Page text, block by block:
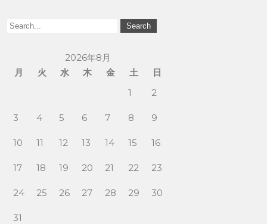
2026年8月
月
火 水 木 金 土
日
1
2
3 4 5 6 7 8 9
10 11 12 13 14 15 16
17 18 19 20 21 22 23
24 25 26 27 28 29 30
31